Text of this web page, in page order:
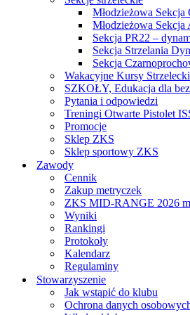
Młodzieżowa
Młodzieżowa
Sekcja PR22 –
Sekcja Strzelania
Sekcja
Wakacyjne Kursy
SZKOŁY, Edukacja dla
Pytania i odpowiedzi
Treningi Otwarte Pistolet
Promocje
Sklep ZKS
Sklep sportowy ZKS
Zawody
Cennik
Zakup metryczek
ZKS MID-RANGE 2026
Wyniki
Rankingi
Protokoły
Kalendarz
Regulaminy
Stowarzyszenie
Jak wstąpić do klubu
Ochrona danych